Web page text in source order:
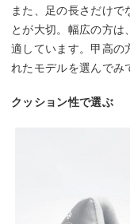
また、足の長さだけで
とが大切。幅広の方
適しています。甲高の
れたモデルを選んでみ
クッション性で選ぶ